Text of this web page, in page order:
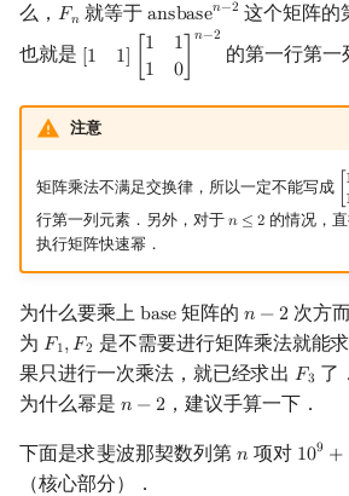
么， 𝐹𝑛
Fn 就等于ansbase𝑛−2
ansbase − 2
这个矩阵的
也就是 [1 1] 1
1
1
0]
𝑛−2
1 1 0 −2 的第一行第一
注意
矩阵乘法不满足交换律，所以一定不能写成 1
行第一列元素．另外，对于 𝑛 ≤ 2
n≤2 的情况，
执行矩阵快速幂．
为什么要乘上 base
base矩阵的𝑛 −2
n −2 次方
为 𝐹1,𝐹2
F1,F2
是不需要进行矩阵乘法就能
果只进行一次乘法，就已经求出 𝐹3
F3 了
为什么幂是 𝑛 −2
n −2 ，建议手算一下．
下面是求斐波那契数列第 𝑛
n 项对 109 +
109 +7
（核心部分）．